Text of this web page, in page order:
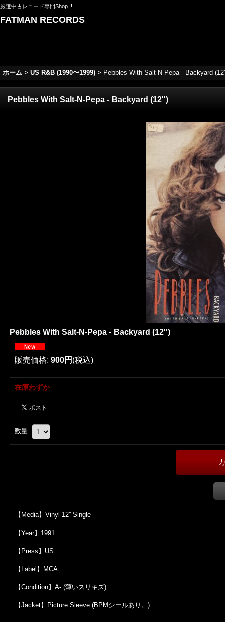
厳選中古レコード専門Shop !!
FATMAN RECORDS
ホーム > US R&B (1990〜1999) > Pebbles With Salt-N-Pepa - Backyard
Pebbles With Salt-N-Pepa - Backyard (12'')
Pebbles With Salt-N-Pepa - Backyard (12'')
販売価格: 900円 (税込)
在庫わずか
数量:
【Media】Vinyl 12'' Single
【Year】1991
【Press】US
【Label】MCA
【Condition】A- (薄いスリキズ)
【Jacket】Picture Sleeve (BPMシールあり。)